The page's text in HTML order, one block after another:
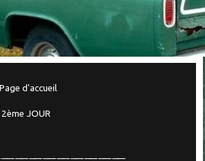
Page d'accueil
2ème JOUR